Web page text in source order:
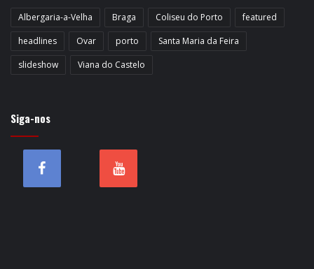
Albergaria-a-Velha Braga Coliseu do Porto
featured
headlines
Ovar porto
Santa Maria da Feira
slideshow
Viana do Castelo
Siga-nos